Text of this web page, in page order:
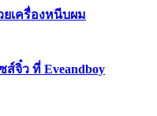
ยเครื่องหนีบผม
จิ๋ว ที่ Eveandboy